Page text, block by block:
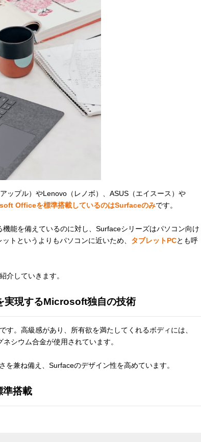
ップル）やLenovo（レノボ）、ASUS（エイスース）や
Officeを標準搭載しているのはSurfaceのみです。
能を備えているのに対し、Surfaceシリーズはパソコン向け
トというよりもパソコンに近いため、 タブレットPCとも呼
介していきます。
実現するMicrosoft独自の技術
。高級感があり、所有欲を満たしてくれるボディには、
シウム合金が使用されています。
兼ね備え、Surfaceのデザイン性を高めています。
準搭載